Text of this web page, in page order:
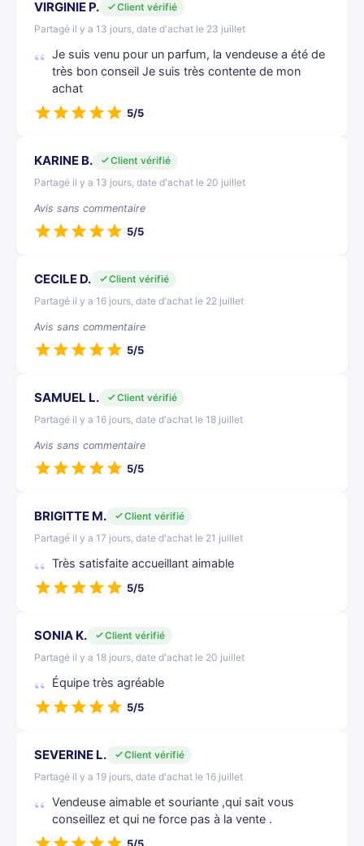
VIRGINIE P.
Client vérifié
Partagé il y a 13 jours, date d'achat le 23 juillet
Je suis venu pour un parfum, la vendeuse a été de
très bon conseil Je suis très contente de mon
achat
5/5
KARINE B.
Client vérifié
Partagé il y a 13 jours, date d'achat le 20 juillet
Avis sans commentaire
5/5
CECILE D.
Client vérifié
Partagé il y a 16 jours, date d'achat le 22 juillet
Avis sans commentaire
5/5
SAMUEL L.
Client vérifié
Partagé il y a 16 jours, date d'achat le 18 juillet
Avis sans commentaire
5/5
BRIGITTE M.
Client vérifié
Partagé il y a 17 jours, date d'achat le 21 juillet
Très satisfaite accueillant aimable
5/5
SONIA K.
Client vérifié
Partagé il y a 18 jours, date d'achat le 20 juillet
Équipe très agréable
5/5
SEVERINE L.
Client vérifié
Partagé il y a 19 jours, date d'achat le 16 juillet
Vendeuse aimable et souriante ,qui sait vous
conseillez et qui ne force pas à la vente .